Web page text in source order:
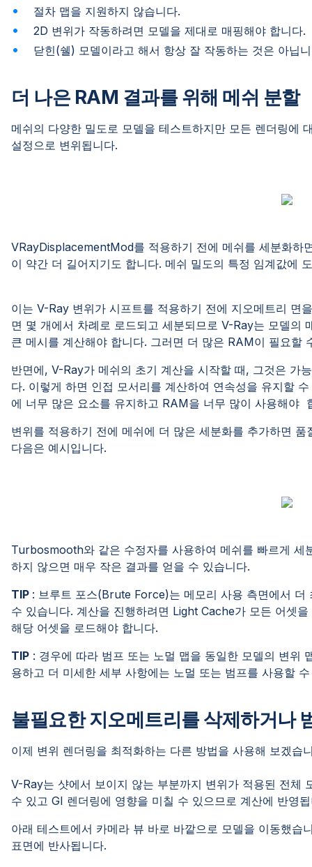
절차 맵을 지원하지 않습니다.
2D 변위가 작동하려면 모델을 제대로 매핑해야 합니다.
닫힌(쉘) 모델이라고 해서 항상 잘 작동하는 것은 아닙
더 나은 RAM 결과를 위해 메쉬 분할
메쉬의 다양한 밀도로 모델을 테스트하지만 모든 렌더링
설정으로 변위됩니다.
VRayDisplacementMod를 적용하기 전에 메쉬를 세분화하
이 약간 더 길어지기도 합니다. 메쉬 밀도의 특정 임계값에
이는 V-Ray 변위가 시프트를 적용하기 전에 지오메트리 면
면 몇 개에서 차례로 로드되고 세분되므로 V-Ray는 모델의
큰 메시를 계산해야 합니다. 그러면 더 많은 RAM이 필요
반면에, V-Ray가 메쉬의 초기 계산을 시작할 때, 그것은 가
다. 이렇게 하면 인접 모서리를 계산하여 연속성을 유지할
에 너무 많은 요소를 유지하고 RAM을 너무 많이 사용
변위를 적용하기 전에 메쉬에 더 많은 세분화를 추가하면
다음은 예시입니다.
Turbosmooth와 같은 수정자를 사용하여 메쉬를 빠르게 세
하지 않으면 매우 작은 결과를 얻을 수 있습니다.
TIP : 브루트 포스(Brute Force)는 메모리 사용 측면에서 더
수 있습니다. 계산을 진행하려면 Light Cache가 모든 어셋
해당 어셋을 로드해야 합니다.
TIP : 경우에 따라 범프 또는 노멀 맵을 동일한 모델의 변위
용하고 더 미세한 세부 사항에는 노멀 또는 범프를 사용할
불필요한 지오메트리를 삭제하거나
이제 변위 렌더링을 최적화하는 다른 방법을 사용해 보겠습
V-Ray는 샷에서 보이지 않는 부분까지 변위가 적용된 전체
수 있고 GI 렌더링에 영향을 미칠 수 있으므로 계산에 반
아래 테스트에서 카메라 뷰 바로 바깥으로 모델을 이동했습
표면에 반사됩니다.